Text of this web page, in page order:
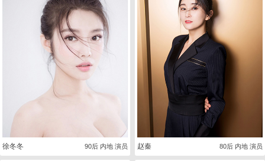
徐冬冬 90后 内地 演员 赵秦 80后 内地 演员